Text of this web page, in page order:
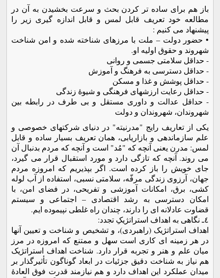
باز هم برای ساده تر کردن بحث و سرعت بخشیدن به آن در
مطالعه خود تعریف قابل لمس و قابل اندازه گیری زیر را
پیشنهاد می کنیم :
• حضور دولت – ملت با مرزهای شناخته شده و امن شناخت
شهروند و حقوق اولیه او.
- حداقل سلامتی جسمی و روانی
- حداقل دسترسی به فرهنگ و آموزش
- حداقل پوشش و غذا و مسکن
- حداقل رعایت ارزشهای فرهنگی و شیوۀ زندگی
- حداقل عدالت و داوری مستقل و بی طرف در رابطه بین
شهروندان، شهروندان و دولت
یکی از تعاریف رایج "مدرنیته" در دنیای شرکتهای خصوصی و
علم سازماندهی و بازاریابی، همان تعریف بسیار ساده و قابل
لمس: مدرن یعنی آنچه که "مُد" است و آنچه که مردم بدنبال آن
می روند. آنچه که تازگی دارد و مورد استقبال قرار می گیرد،
جای خویش را باز کرده است. اگر بپذیریم که امروزه مردم
جهان، آرزوی زندگی مرفّه، سلامتی نسبی، استفاده از آب لوله
کشی، برق، امکانات آموزشی و تفریحی، در فضای امن، با
امکان دسترسی به رشد اقتصادی – اجتماعی و سیستم
قضاوت عادلانه ای را دارند، چندان راه غلطی نپیموده ایم.
٤ـ نگاهی به اهداف استراتژیکِ تجدد:
اهداف استراتژیک (راهبردی)، و تشخیص و شناخت و تعیین آنها
در هر زمینه ای کاری است سهل و ممتنع که امروزه در مرز
میان علم و هنر و تجربه قرار دارد. شناخت اهداف استراتژیک
هم نیاز به شناخت دقیق جزئیات در ابعاد گوناگون تأثیرگذار بر
میدان عملکرد این اهداف دارد و هم نیازمند قدرت فوق العادۀ